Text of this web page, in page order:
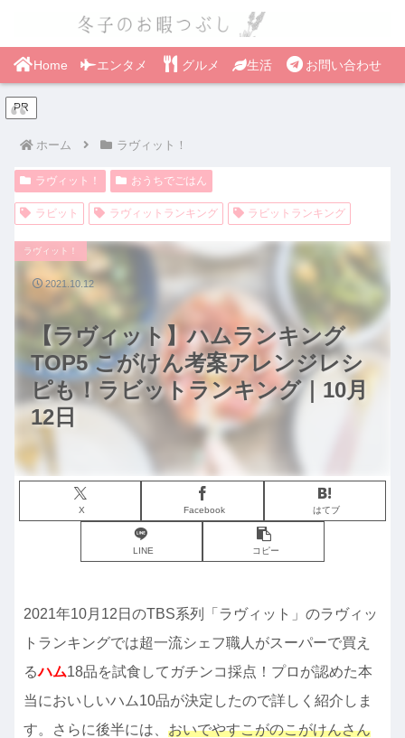
Home エンタメ グルメ 生活 お問い合わせ
PR
ホーム ラヴィット！
ラヴィット！ おうちでごはん
ラビット ラヴィットランキング ラビットランキング
【ラヴィット】ハムランキング
TOP5 こがけん考案アレンジレシ
ピも！ラビットランキング｜10月
12日
ラヴィット！
X Facebook はてブ
LINE コピー
2021.10.12
2021年10月12日のTBS系列「ラヴィット」のラヴィッ
トランキングでは超一流シェフ職人がスーパーで買え
るハム18品を試食してガチンコ採点！プロが認めた本
当においしいハム10品が決定したので詳しく紹介しま
す。さらに後半には、 おいでやすこがのこがけんさん